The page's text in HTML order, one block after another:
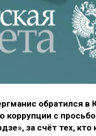
обратился в
с
за счёт тех, кто